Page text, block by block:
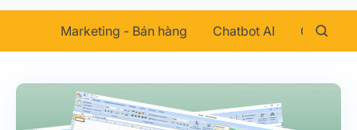
Marketing - Bán hàng Chatbot AI Chăm